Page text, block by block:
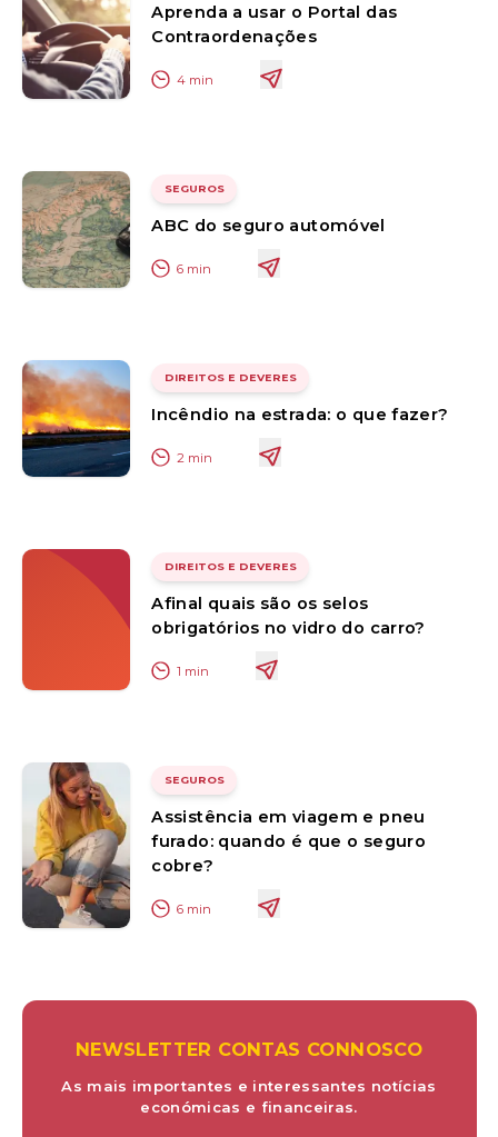
Aprenda a usar o Portal das
Contraordenações
4 min
SEGUROS
ABC do seguro automóvel
6 min
DIREITOS E DEVERES
Incêndio na estrada: o que fazer?
2 min
DIREITOS E DEVERES
Afinal quais são os selos
obrigatórios no vidro do carro?
1 min
SEGUROS
Assistência em viagem e pneu
furado: quando é que o seguro
cobre?
6 min
NEWSLETTER CONTAS CONNOSCO
As mais importantes e interessantes notícias
económicas e financeiras.